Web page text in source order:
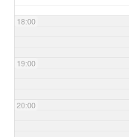
18:00
19:00
20:00